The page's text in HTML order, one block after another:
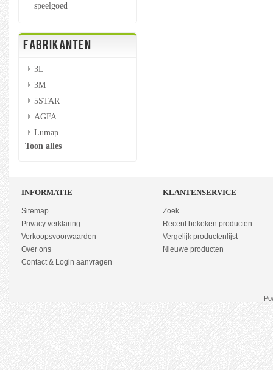
speelgoed
FABRIKANTEN
3L
3M
5STAR
AGFA
Lumap
Toon alles
INFORMATIE
Sitemap
Privacy verklaring
Verkoopsvoorwaarden
Over ons
Contact & Login aanvragen
KLANTENSERVICE
Zoek
Recent bekeken producten
Vergelijk productenlijst
Nieuwe producten